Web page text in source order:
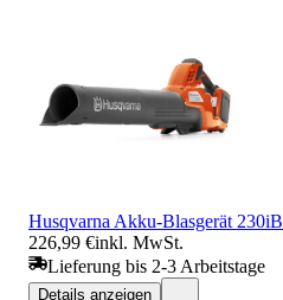
Husqvarna Akku-Blasgerät 230iB
226,99 €inkl. MwSt.
Lieferung bis 2-3 Arbeitstage
Details anzeigen